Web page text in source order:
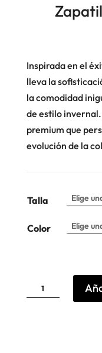
Inspirada en el
lleva la
la comodidad
de estilo
premium que
evolución de la
Talla
Color
Zapatillas
Gala
Munich